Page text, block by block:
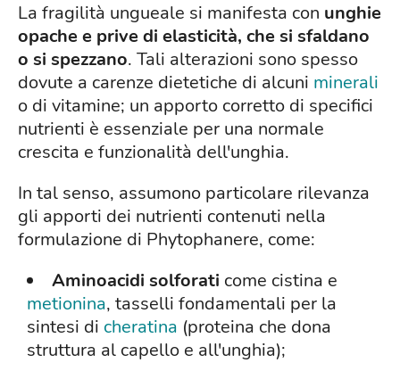
La fragilità ungueale si manifesta con unghie
opache e prive di elasticità, che si sfaldano
o si spezzano. Tali alterazioni sono spesso
dovute a carenze dietetiche di alcuni minerali
o di vitamine; un apporto corretto di specifici
nutrienti è essenziale per una normale
crescita e funzionalità dell'unghia.
In tal senso, assumono particolare rilevanza
gli apporti dei nutrienti contenuti nella
formulazione di Phytophanere, come:
Aminoacidi solforati come cistina e
metionina, tasselli fondamentali per la
sintesi di cheratina (proteina che dona
struttura al capello e all'unghia);